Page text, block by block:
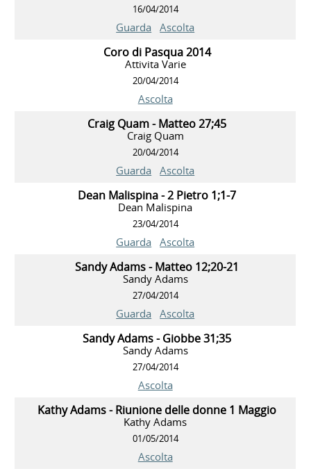
16/04/2014
Guarda Ascolta
Coro di Pasqua 2014
Attivita Varie
20/04/2014
Ascolta
Craig Quam - Matteo 27;45
Craig Quam
20/04/2014
Guarda Ascolta
Dean Malispina - 2 Pietro 1;1-7
Dean Malispina
23/04/2014
Guarda Ascolta
Sandy Adams - Matteo 12;20-21
Sandy Adams
27/04/2014
Guarda Ascolta
Sandy Adams - Giobbe 31;35
Sandy Adams
27/04/2014
Ascolta
Kathy Adams - Riunione delle donne 1 Maggio
Kathy Adams
01/05/2014
Ascolta